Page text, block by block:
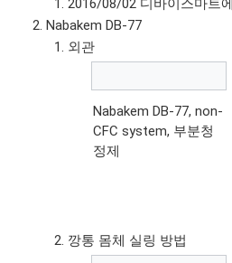
Nabakem DB-77
외관
Nabakem DB-77, non-
CFC system, 부분청
정제
깡통 몸체 실링 방법